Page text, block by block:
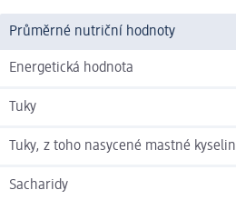
Průměrné nutriční hodnoty
Energetická hodnota
Tuky
Tuky, z toho nasycené mastné
Sacharidy